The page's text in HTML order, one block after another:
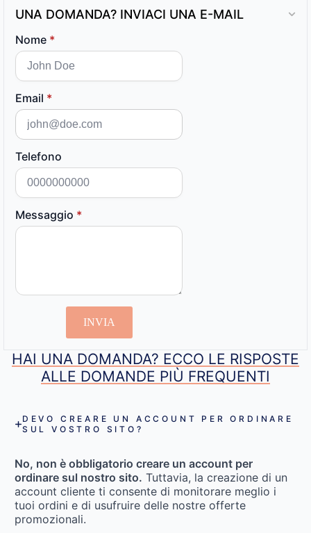
UNA DOMANDA? INVIACI UNA E-MAIL
Nome *
Email *
Telefono
Messaggio *
INVIA
HAI UNA DOMANDA? ECCO LE RISPOSTE
ALLE DOMANDE PIÙ FREQUENTI
DEVO CREARE UN ACCOUNT PER ORDINARE
SUL VOSTRO SITO?
No, non è obbligatorio creare un account per
ordinare sul nostro sito. Tuttavia, la creazione di un
account cliente ti consente di monitorare meglio i
tuoi ordini e di usufruire delle nostre offerte
promozionali.